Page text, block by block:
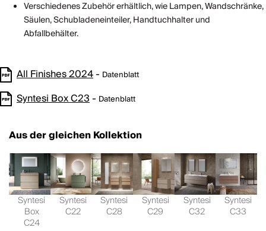
Verschiedenes Zubehör erhältlich, wie Lampen, Wandschränke,
Säulen, Schubladeneinteiler, Handtuchhalter und
Abfallbehälter.
All Finishes 2024- Datenblatt
Syntesi Box C23- Datenblatt
Aus der gleichen Kollektion
Syntesi
Box
C24
Syntesi
C22
Syntesi
C28
Syntesi
C29
Syntesi
C32
Syntesi
C33